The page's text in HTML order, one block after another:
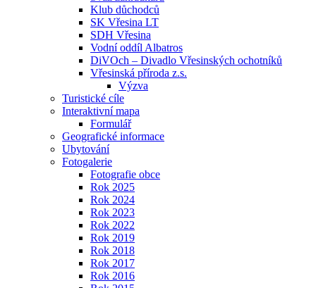
Klub důchodců
SK Vřesina LT
SDH Vřesina
Vodní oddíl Albatros
DiVOch – Divadlo Vřesinských ochotníků
Vřesinská příroda z.s.
Výzva
Turistické cíle
Interaktivní mapa
Formulář
Geografické informace
Ubytování
Fotogalerie
Fotografie obce
Rok 2025
Rok 2024
Rok 2023
Rok 2022
Rok 2019
Rok 2018
Rok 2017
Rok 2016